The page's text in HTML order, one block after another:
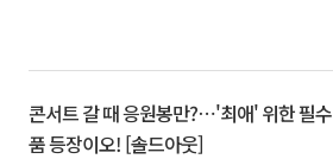
콘서트 갈 때 응원봉만?⋯'최애' 위한 필수
품 등장이오! [솔드아웃]